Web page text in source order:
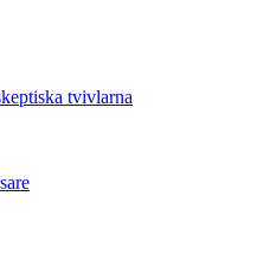
tvivlarna